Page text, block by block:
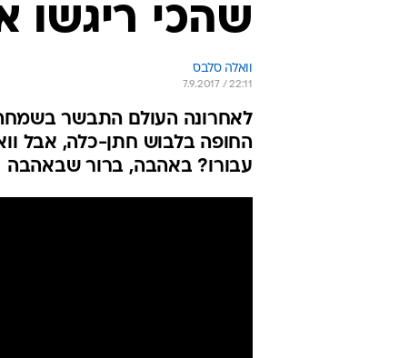
שהכי ריגשו
וואלה סלבס
7.9.2017 / 22:11
לאחרונה העולם התבשר
החופה בלבוש חתן-כלה, אבל
עבורו? באהבה, ברור שבאהבה